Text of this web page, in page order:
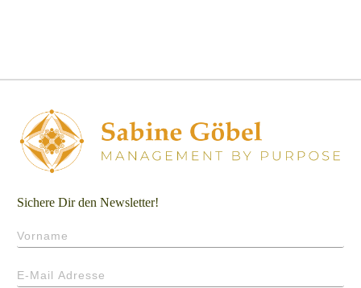
Sichere Dir den Newsletter!